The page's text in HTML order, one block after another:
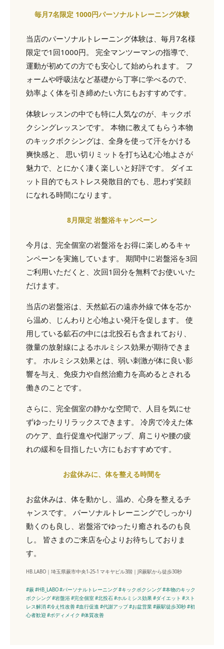
毎月7名限定 1000円パーソナルトレーニング体験
当店のパーソナルトレーニング体験は、毎月7名様
限定で1回1000円。 完全マンツーマンの指導で、
運動が初めての方でも安心して始められます。 フ
ォームや呼吸法など基礎から丁寧に学べるので、
効率よく体を引き締めたい方にもおすすめです。
体験レッスンの中でも特に人気なのが、キックボ
クシングレッスンです。 本物に教えてもらう本物
のキックボクシングは、全身を使って汗をかける
爽快感と、 思い切りミットを打ち込む心地よさが
魅力で、とにかく凄く楽しいと好評です。 ダイエ
ット目的でもストレス発散目的でも、思わず笑顔
になれる時間になります。
8月限定 岩盤浴キャンペーン
今月は、完全個室の岩盤浴をお得に楽しめるキャ
ンペーンを実施しています。 期間中に岩盤浴を3回
ご利用いただくと、次回1回分を無料でお使いいた
だけます。
当店の岩盤浴は、天然鉱石の遠赤外線で体を芯か
ら温め、じんわりと心地よい発汗を促します。 使
用している鉱石の中には北投石も含まれており、
微量の放射線によるホルミシス効果が期待できま
す。 ホルミシス効果とは、弱い刺激が体に良い影
響を与え、免疫力や自然治癒力を高めるとされる
働きのことです。
さらに、完全個室の静かな空間で、人目を気にせ
ずゆったりリラックスできます。 冷房で冷えた体
のケア、血行促進や代謝アップ、肩こりや腰の疲
れの緩和を目指したい方にもおすすめです。
お盆休みに、体を整える時間を
お盆休みは、体を動かし、温め、心身を整えるチ
ャンスです。 パーソナルトレーニングでしっかり
動くのも良し、岩盤浴でゆったり癒されるのも良
し。 皆さまのご来店を心よりお待ちしておりま
す。
HB.LABO｜埼玉県蕨市中央1-25-1 マキヤビル3階｜JR蕨駅から徒歩30秒
#蕨 #HB_LABO #パーソナルトレーニング #キックボクシング #本物のキック
ボクシング #岩盤浴 #完全個室 #北投石 #ホルミシス効果 #ダイエット #スト
レス解消 #冷え性改善 #血行促進 #代謝アップ #お盆営業 #蕨駅徒歩30秒 #初
心者歓迎 #ボディメイク #体質改善